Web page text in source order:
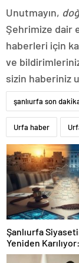
Unutmayın,
Şehrimize dair
haberleri için
ve
sizin haberiniz
şanlıurfa son
Urfa haber
Şanlıurfa
Yeniden
Kulislere Ne